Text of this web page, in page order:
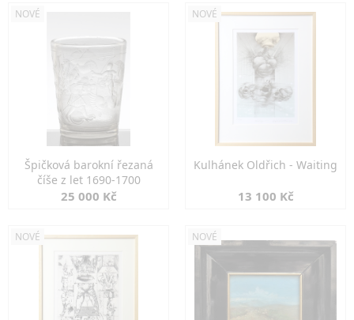
NOVÉ
Špičková barokní řezaná
číše z let 1690-1700
25 000 Kč
NOVÉ
Kulhánek Oldřich - Waiting
13 100 Kč
NOVÉ NOVÉ